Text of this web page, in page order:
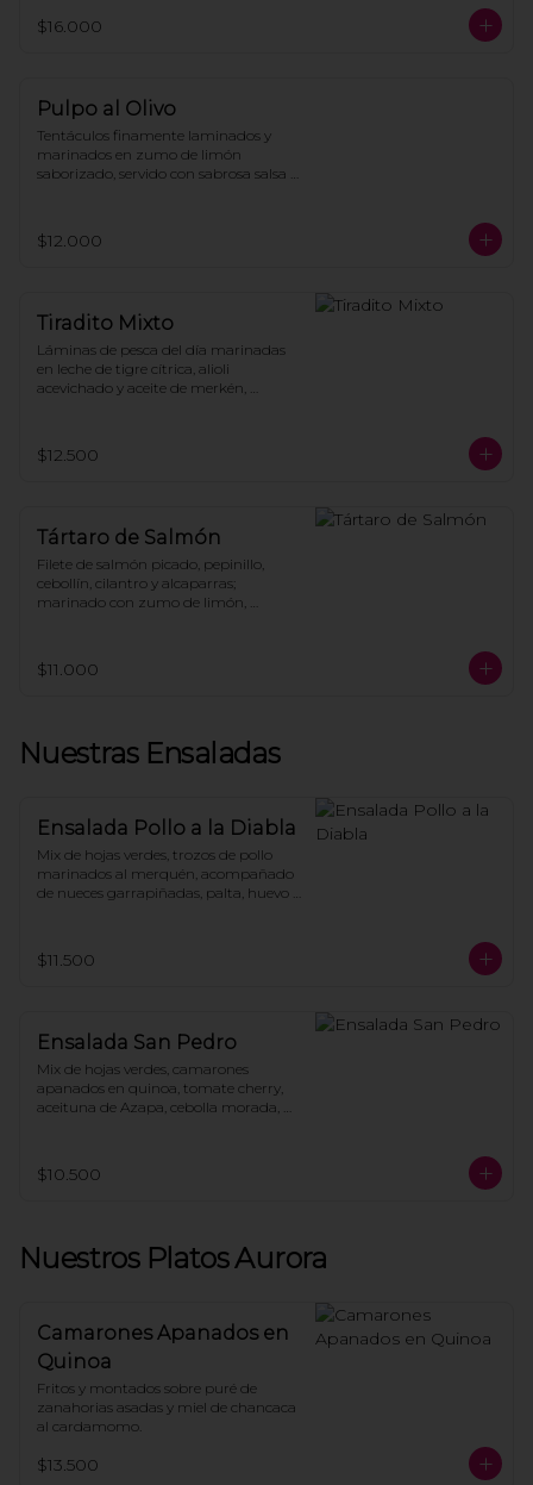
$16.000
Pulpo al Olivo
Tentáculos finamente laminados y
marinados en zumo de limón
saborizado, servido con sabrosa salsa
tostadas de la casa.
$12.000
Tiradito Mixto
Láminas de pesca del día marinadas
en leche de tigre cítrica, alioli
acevichado y aceite de merkén,
morada, tomate y cilantro.
$12.500
Tártaro de Salmón
Filete de salmón picado, pepinillo,
cebollín, cilantro y alcaparras;
marinado con zumo de limón,
$11.000
Nuestras Ensaladas
Ensalada Pollo a la Diabla
Mix de hojas verdes, trozos de pollo
marinados al merquén, acompañado
de nueces garrapiñadas, palta, huevo
$11.500
Ensalada San Pedro
Mix de hojas verdes, camarones
apanados en quinoa, tomate cherry,
aceituna de Azapa, cebolla morada,
$10.500
Nuestros Platos Aurora
Camarones Apanados en
Quinoa
Fritos y montados sobre puré de
zanahorias asadas y miel de chancaca
al cardamomo.
$13.500